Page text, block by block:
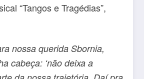
“Tangos e Tragédias”,
nossa querida Sbornia,
cabeça: ‘não deixa a